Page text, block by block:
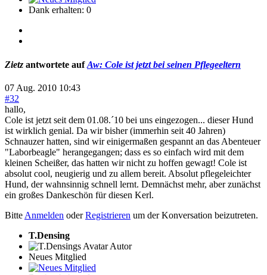
Dank erhalten: 0
Zietz antwortete aufAw: Cole ist jetzt bei seinen Pflegeeltern
07 Aug. 2010 10:43
#32
hallo,
Cole ist jetzt seit dem 01.08.´10 bei uns eingezogen... dieser Hund
ist wirklich genial. Da wir bisher (immerhin seit 40 Jahren)
Schnauzer hatten, sind wir einigermaßen gespannt an das Abenteuer
"Laborbeagle" herangegangen; dass es so einfach wird mit dem
kleinen Scheißer, das hatten wir nicht zu hoffen gewagt! Cole ist
absolut cool, neugierig und zu allem bereit. Absolut pflegeleichter
Hund, der wahnsinnig schnell lernt. Demnächst mehr, aber zunächst
ein großes Dankeschön für diesen Kerl.
Bitte Anmelden oderRegistrieren um der Konversation beizutreten.
T.Densing
Autor
Neues Mitglied